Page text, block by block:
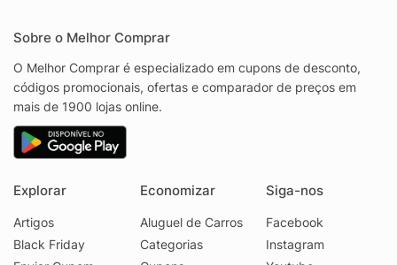
Sobre o Melhor Comprar
O Melhor Comprar é especializado em cupons de desconto,
códigos promocionais, ofertas e comparador de preços em
mais de 1900 lojas online.
Explorar
Artigos
Black Friday
Economizar
Aluguel de Carros
Categorias
Siga-nos
Facebook
Instagram